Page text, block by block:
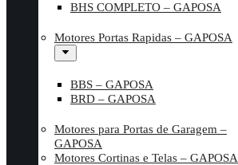
BHS COMPLETO – GAPOSA
Motores Portas Rapidas – GAPOSA
BBS – GAPOSA
BRD – GAPOSA
Motores para Portas de Garagem –
GAPOSA
Motores Cortinas e Telas – GAPOSA